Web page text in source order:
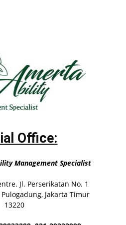
Office:
Management Specialist
Jl. Perserikatan No. 1
Pulogadung, Jakarta Timur
13220